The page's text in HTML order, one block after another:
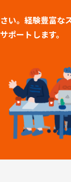
い。経験豊富な
ポートします。